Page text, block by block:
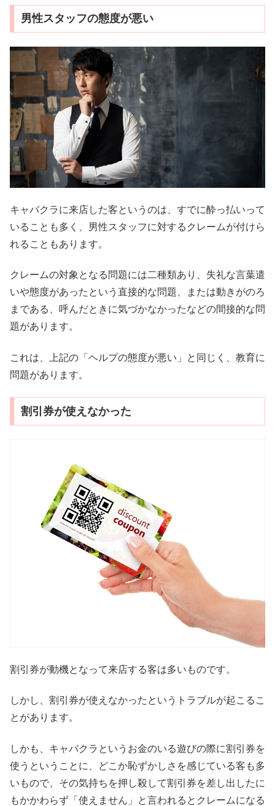
男性スタッフの態度が悪い
キャバクラに来店した客というのは、すでに酔っ払いって
いることも多く、男性スタッフに対するクレームが付けら
れることもあります。
クレームの対象となる問題には二種類あり、失礼な言葉遣
いや態度があったという直接的な問題、または動きがのろ
まである、呼んだときに気づかなかったなどの間接的な問
題があります。
これは、上記の「ヘルプの態度が悪い」と同じく、教育に
問題があります。
割引券が使えなかった
割引券が動機となって来店する客は多いものです。
しかし、割引券が使えなかったというトラブルが起こるこ
とがあります。
しかも、キャバクラというお金のいる遊びの際に割引券を
使うということに、どこか恥ずかしさを感じている客も多
いもので、その気持ちを押し殺して割引券を差し出したに
もかかわらず「使えません」と言われるとクレームになる